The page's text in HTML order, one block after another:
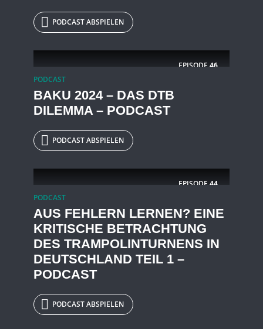
PODCAST ABSPIELEN
EPISODE46
PODCAST
BAKU 2024 – DAS DTB
DILEMMA – PODCAST
PODCAST ABSPIELEN
EPISODE44
PODCAST
AUS FEHLERN LERNEN? EINE
KRITISCHE BETRACHTUNG
DES TRAMPOLINTURNENS IN
DEUTSCHLAND TEIL 1 –
PODCAST
PODCAST ABSPIELEN